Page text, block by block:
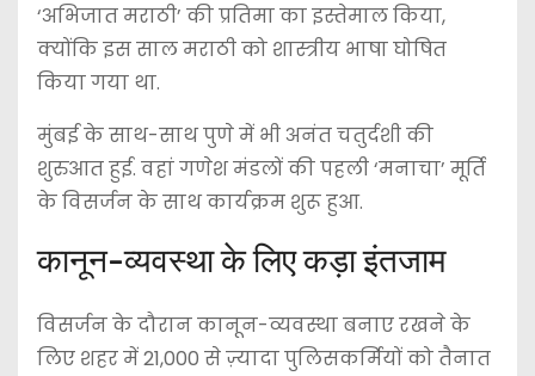
‘अभिजात मराठी’ की प्रतिमा का इस्तेमाल किया,
क्योंकि इस साल मराठी को शास्त्रीय भाषा घोषित
किया गया था.
मुंबई के साथ-साथ पुणे में भी अनंत चतुर्दशी की
शुरुआत हुई. वहां गणेश मंडलों की पहली ‘मनाचा’ मूर्ति
के विसर्जन के साथ कार्यक्रम शुरू हुआ.
कानून-व्यवस्था के लिए कड़ा इंतजाम
विसर्जन के दौरान कानून-व्यवस्था बनाए रखने के
लिए शहर में 21,000 से ज़्यादा पुलिसकर्मियों को तैनात